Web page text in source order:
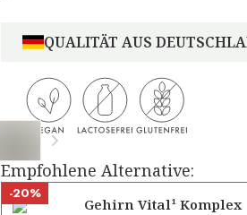
QUALITÄT AUS
Empfohlene Alternative:
-20%
Gehirn Vital¹ Komplex